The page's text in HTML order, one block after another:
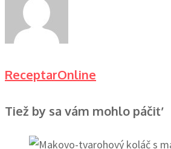
ReceptarOnline
Tiež by sa vám mohlo páčiť